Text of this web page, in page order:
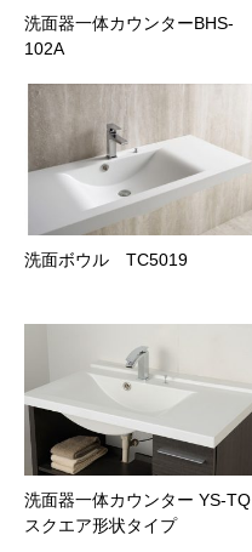
洗面器一体カウンターBHS-
102A
洗面ボウル TC5019
洗面器一体カウンター YS-TQ
スクエア形状タイプ